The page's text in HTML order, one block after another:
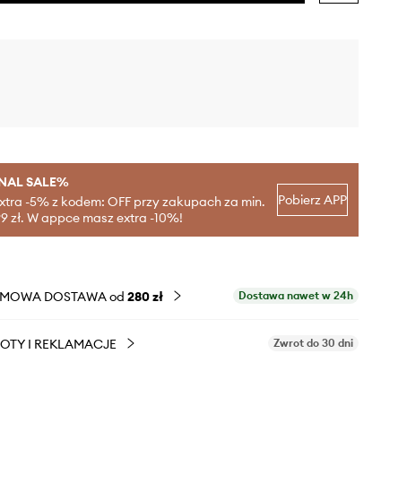
SALE%
-5% z kodem: OFF przy zakupach za min.
zł. W appce masz extra -10%!
Pobierz APP
DOSTAWA od 280 zł Dostawa nawet w 24h
I REKLAMACJE Zwrot do 30 dni